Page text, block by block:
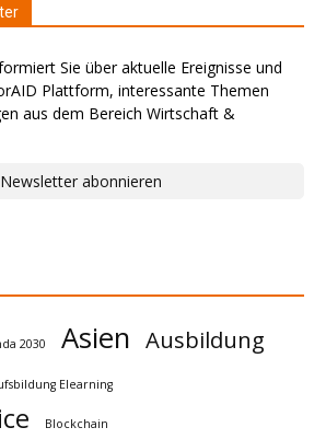
Sie über aktuelle Ereignisse und
Plattform, interessante Themen
aus dem Bereich Wirtschaft &
Newsletter abonnieren
2030 Asien Ausbildung
Elearning
Blockchain